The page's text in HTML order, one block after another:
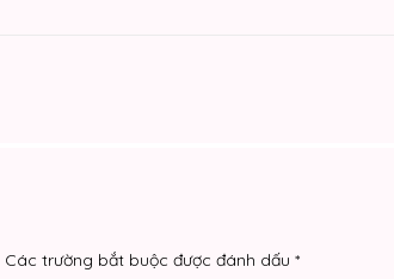
Các trường bắt buộc được đánh dấu *